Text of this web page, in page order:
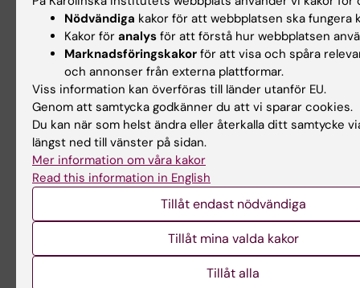
6 okt 2025
2025 års Nobelpris i
fysiologi eller
medicin tilldelas
Fred Ramsdell och
27 aug 2025
Ta del av
inspirerande
aktiviteter under
Nobel Calling
Stockholm
bjuder Karolinska Institutet
tillsammans med…
Nödvändiga kakor för att webbplatsen ska fungera
Kakor för analys för att förstå hur webbplatsen
Marknadsföringskakor för att visa och spåra
och annonser från externa plattformar.
Viss information kan överföras till länder utanför EU.
Genom att samtycka godkänner du att vi sparar cookies.
Du kan när som helst ändra eller återkalla ditt samtycke
längst ned till vänster på sidan.
Mer information om våra kakor
Read this information in English
Tillåt endast nödvändiga
Tillåt mina valda kakor
Tillåt alla